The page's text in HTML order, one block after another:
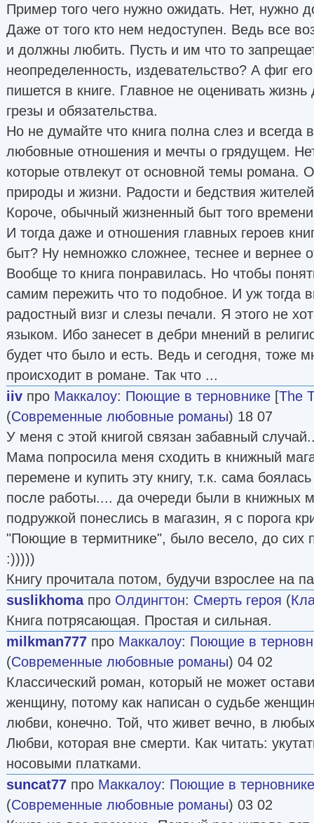
Пример того чего нужно ожидать. Нет, нужно
Даже от того кто нем недоступен. Ведь все
и должны любить. Пусть и им что то
неопределенность, издевательство? А фиг
пишется в книге. Главное не оценивать
грезы и обязательства.
Но не думайте что книга полна слез и всегда
любовные отношения и мечты о грядущем.
которые отвлекут от основной темы романа.
природы и жизни. Радости и бедствия
Короче, обычный жизненный быт того
И тогда даже и отношения главных героев
быт? Ну немножко сложнее, теснее и вернее
Вообще то книга понравилась. Но чтобы
самим пережить что то подобное. И уж тогда
радостный визг и слезы печали. Я этого не
языком. Ибо занесет в дебри мнений в
будет что было и есть. Ведь и сегодня, тоже
происходит в романе. Так что ...
iiv про Маккалоу: Поющие в терновнике [The
(Современные любовные романы) 18 07
У меня с этой книгой связан забавный
Мама попросила меня сходить в книжный
перемене и купить эту книгу, т.к. сама
после работы.... да очереди были в книжных
подружкой понеслись в магазин, я с порога
"Поющие в термитнике", было весело, до сих
:)))))
Книгу прочитала потом, будучи взрослее на
suslikhomaпро Олдингтон: Смерть героя (
Книга потрясающая. Простая и сильная.
milkman777 про Маккалоу: Поющие в
(Современные любовные романы) 04 02
Классический роман, который не может
женщину, потому как написан о судьбе
любви, конечно. Той, что живет вечно, в
Любви, которая вне смерти. Как читать:
носовыми платками.
suncat77 про Маккалоу: Поющие в терновнике
(Современные любовные романы) 03 02